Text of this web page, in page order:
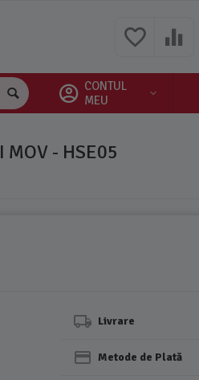
CONTUL
MEU
MOV - HSE05
Livrare
Metode de Plată